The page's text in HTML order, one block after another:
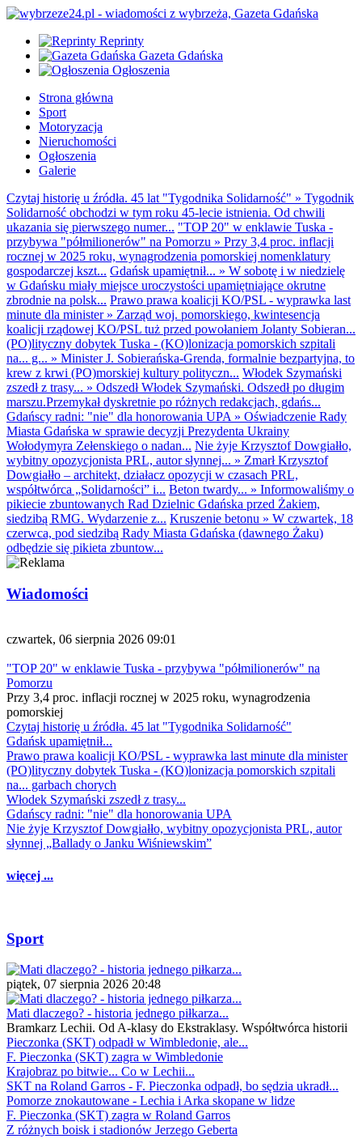
Reprinty
Gazeta Gdańska
Ogłoszenia
Strona główna
Sport
Motoryzacja
Nieruchomości
Ogłoszenia
Galerie
Czytaj historię u źródła. 45 lat "Tygodnika Solidarność" » Tygodnik
Solidarność obchodzi w tym roku 45-lecie istnienia. Od chwili
ukazania się pierwszego numer... "TOP 20" w enklawie Tuska -
przybywa "półmilionerów" na Pomorzu » Przy 3,4 proc. inflacji
rocznej w 2025 roku, wynagrodzenia pomorskiej nomenklatury
gospodarczej kszt... Gdańsk upamiętnił... » W sobotę i w niedzielę
w Gdańsku miały miejsce uroczystości upamiętniające okrutne
zbrodnie na polsk... Prawo prawa koalicji KO/PSL - wyprawka last
minute dla minister» Zarząd woj. pomorskiego, kwintesencja
koalicji rządowej KO/PSL tuż przed powołaniem Jolanty Sobieran...
(PO)lityczny dobytek Tuska - (KO)lonizacja pomorskich szpitali
na... g... » Minister J. Sobierańska-Grenda, formalnie bezpartyjna, to
krew z krwi (PO)morskiej kultury polityczn... Włodek Szymański
zszedł z trasy... » Odszedł Włodek Szymański. Odszedł po długim
marszu.Przemykał dyskretnie po różnych redakcjach, gdańs...
Gdańscy radni: "nie" dla honorowania UPA » Oświadczenie Rady
Miasta Gdańska w sprawie decyzji Prezydenta Ukrainy
Wołodymyra Zełenskiego o nadan... Nie żyje Krzysztof Dowgiałło,
wybitny opozycjonista PRL, autor słynnej... » Zmarł Krzysztof
Dowgiałło – architekt, działacz opozycji w czasach PRL,
współtwórca „Solidarności” i... Beton twardy... » Informowaliśmy o
pikiecie zbuntowanych Rad Dzielnic Gdańska przed Żakiem,
siedzibą RMG. Wydarzenie z... Kruszenie betonu » W czwartek, 18
czerwca, pod siedzibą Rady Miasta Gdańska (dawnego Żaku)
odbędzie się pikieta zbuntow...
Wiadomości
czwartek, 06 sierpnia 2026 09:01
"TOP 20" w enklawie Tuska - przybywa "półmilionerów" na
Pomorzu
Przy 3,4 proc. inflacji rocznej w 2025 roku, wynagrodzenia
pomorskiej
Czytaj historię u źródła. 45 lat "Tygodnika Solidarność"
Gdańsk upamiętnił...
Prawo prawa koalicji KO/PSL - wyprawka last minute dla minister
(PO)lityczny dobytek Tuska - (KO)lonizacja pomorskich szpitali
na... garbach chorych
Włodek Szymański zszedł z trasy...
Gdańscy radni: "nie" dla honorowania UPA
Nie żyje Krzysztof Dowgiałło, wybitny opozycjonista PRL, autor
słynnej „Ballady o Janku Wiśniewskim”
więcej ...
Sport
piątek, 07 sierpnia 2026 20:48
Mati dlaczego? - historia jednego piłkarza...
Bramkarz Lechii. Od A-klasy do Ekstraklasy. Współtwórca historii
Pieczonka (SKT) odpadł w Wimbledonie, ale...
F. Pieczonka (SKT) zagra w Wimbledonie
Krajobraz po bitwie... Co w Lechii...
SKT na Roland Garros - F. Pieczonka odpadł, bo sędzia ukradł...
Pomorze znokautowane - Lechia i Arka skopane w lidze
F. Pieczonka (SKT) zagra w Roland Garros
Z różnych boisk i stadionów Jerzego Geberta